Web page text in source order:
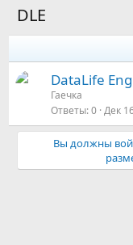
DLE
DataLife
Гаечка
Ответы 0 Дек
Вы должны